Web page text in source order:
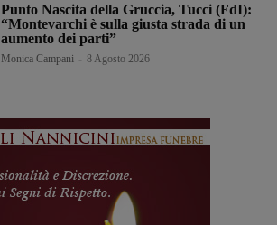
Punto Nascita della Gruccia, Tucci (FdI):
“Montevarchi è sulla giusta strada di un
aumento dei parti”
Monica Campani 8 Agosto 2026